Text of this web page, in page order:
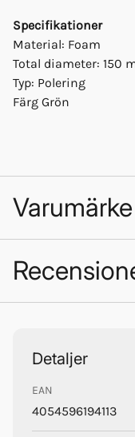
Specifikationer
Material: Foam
Total diameter: 150
Typ: Polering
Färg Grön
Varumärke
3M
Detaljer
EAN
4054596194113